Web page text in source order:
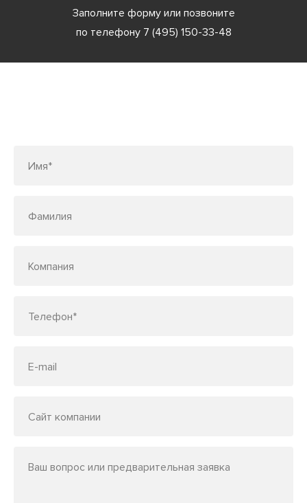
Заполните форму или позвоните
по телефону 7 (495) 150-33-48
Имя*
Фамилия
Компания
Телефон*
E-mail
Сайт компании
Ваш вопрос или предварительная заявка